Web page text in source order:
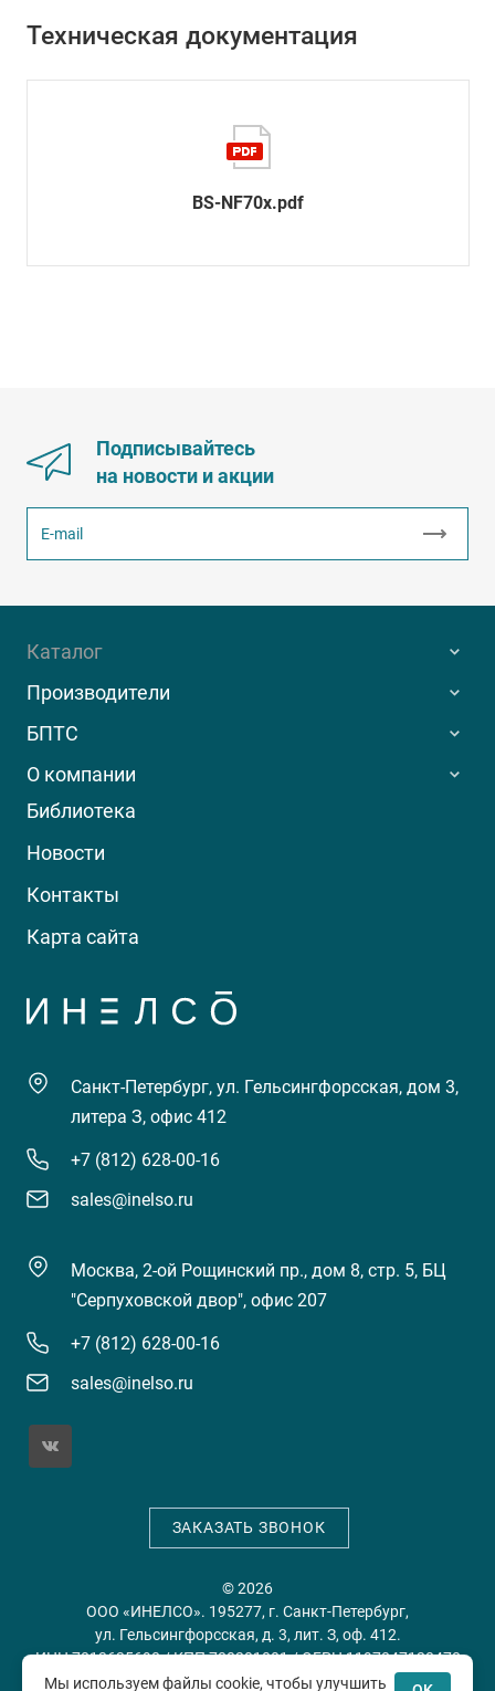
Техническая документация
BS-NF70x.pdf
Подписывайтесь
на новости и акции
Каталог
Производители
БПТС
О компании
Библиотека
Новости
Контакты
Карта сайта
Санкт-Петербург, ул. Гельсингфорсская, дом 3,
литера З, офис 412
+7 (812) 628-00-16
sales@inelso.ru
Москва, 2-ой Рощинский пр., дом 8, стр. 5, БЦ
"Серпуховской двор", офис 207
+7 (812) 628-00-16
sales@inelso.ru
ЗАКАЗАТЬ ЗВОНОК
© 2026
ООО «ИНЕЛСО». 195277, г. Санкт-Петербург,
ул. Гельсингфорсская, д. 3, лит. З, оф. 412.
ИНН 7813635698 / КПП 780201001 / ОГРН 1197847128478
Мы используем файлы cookie, чтобы улучшить